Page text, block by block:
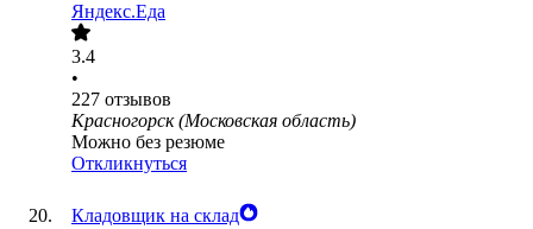
Яндекс.Еда
3.4
•
227 отзывов
Красногорск (Московская область)
Можно без резюме
Откликнуться
Кладовщик на склад